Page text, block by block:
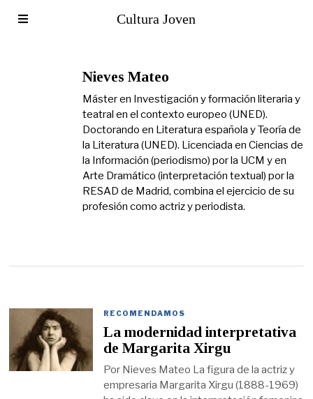
Cultura Joven
Nieves Mateo
Máster en Investigación y formación literaria y
teatral en el contexto europeo (UNED).
Doctorando en Literatura española y Teoría de
la Literatura (UNED). Licenciada en Ciencias de
la Información (periodismo) por la UCM y en
Arte Dramático (interpretación textual) por la
RESAD de Madrid, combina el ejercicio de su
profesión como actriz y periodista.
RECOMENDAMOS
La modernidad interpretativa
de Margarita Xirgu
Por Nieves Mateo La figura de la actriz y
empresaria Margarita Xirgu (1888-1969)